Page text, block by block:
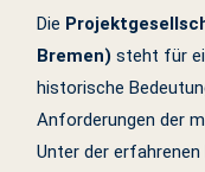
Die
Bremen) steht für
historische
Anforderungen der
Unter der